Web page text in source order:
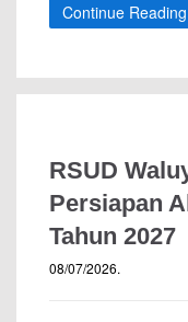
Continue Reading
RSUD
Persiapan
Tahun 2027
08/07/2026.